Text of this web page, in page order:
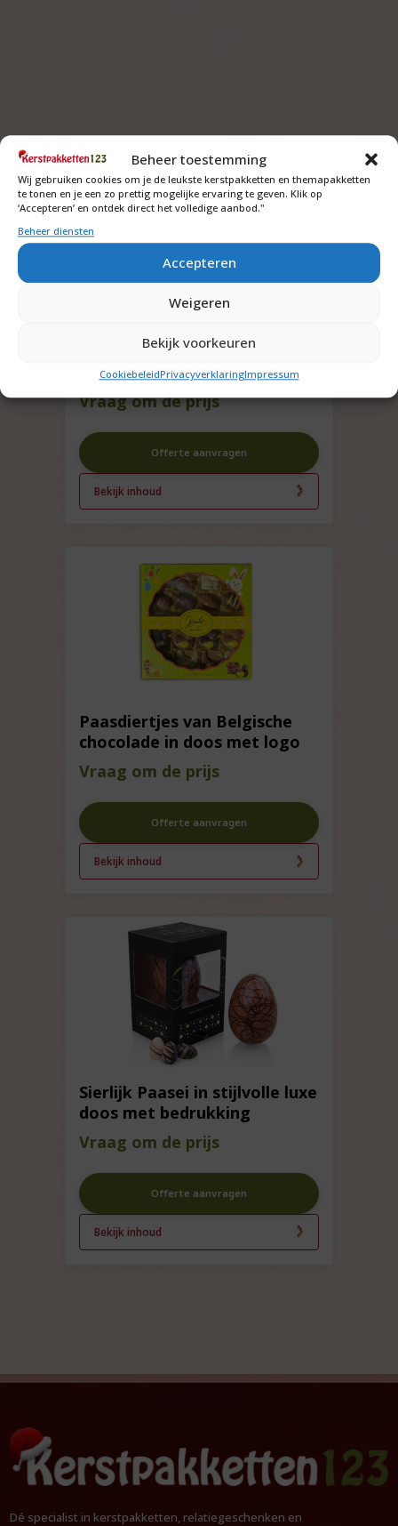
Beheer toestemming
Wij gebruiken cookies om je de leukste kerstpakketten en themapakketten
te tonen en je een zo prettig mogelijke ervaring te geven. Klik op
‘Accepteren’ en ontdek direct het volledige aanbod."
Beheer diensten
Accepteren
Weigeren
Bekijk voorkeuren
CookiebeleidPrivacyverklaringImpressum
figuurtjes in paasdoos met
logo
Vraag om de prijs
Offerte aanvragen
Bekijk inhoud
Paasdiertjes van Belgische
chocolade in doos met logo
Vraag om de prijs
Offerte aanvragen
Bekijk inhoud
Sierlijk Paasei in stijlvolle luxe
doos met bedrukking
Vraag om de prijs
Offerte aanvragen
Bekijk inhoud
Dé specialist in kerstpakketten, relatiegeschenken en